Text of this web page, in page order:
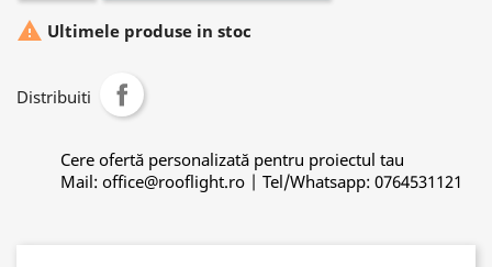
 Ultimele produse in stoc
Distribuiti
Cere ofertă personalizată pentru proiectul tau
Mail: office@rooflight.ro | Tel/Whatsapp: 0764531121